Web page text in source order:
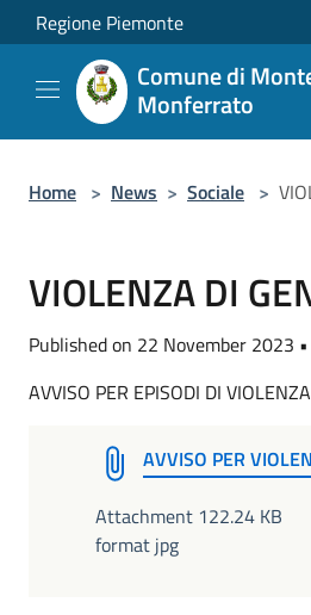
Salta al contenuto principale
Regione Piemonte
Comune di
Monferrato
Home > News > Sociale >
VIOLENZA DI
Published on 22 November 2023 •
AVVISO PER EPISODI DI
AVVISO PER
Attachment 122.24 KB
format jpg